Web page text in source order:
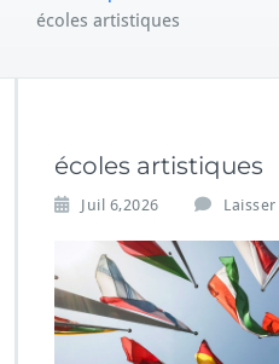
écoles artistiques
écoles artistiques
Juil 6,2026